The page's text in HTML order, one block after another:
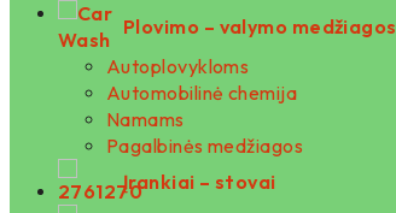
Plovimo – valymo medžiagos
Autoplovykloms
Automobilinė chemija
Namams
Pagalbinės medžiagos
Įrankiai – stovai